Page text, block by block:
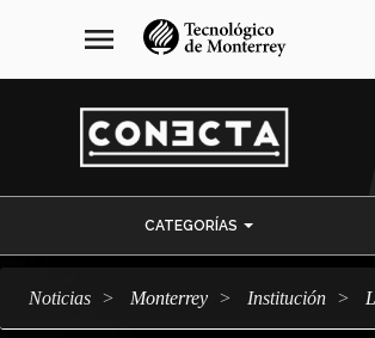
navegación
principal
menu
CATEGORÍAS
Noticias Monterrey Institución